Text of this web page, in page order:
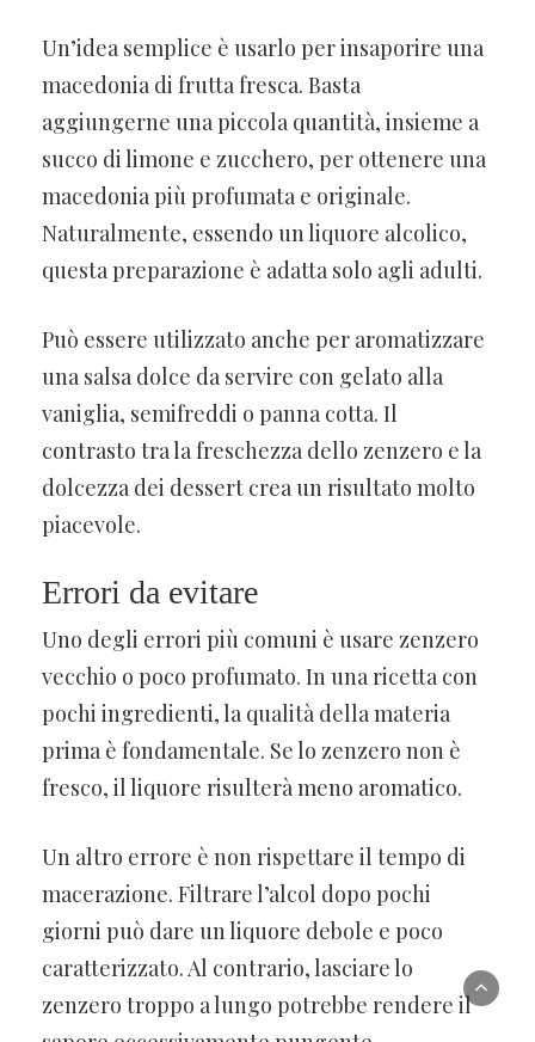
Un’idea semplice è usarlo per insaporire una
macedonia di frutta fresca. Basta
aggiungerne una piccola quantità, insieme a
succo di limone e zucchero, per ottenere una
macedonia più profumata e originale.
Naturalmente, essendo un liquore alcolico,
questa preparazione è adatta solo agli adulti.
Può essere utilizzato anche per aromatizzare
una salsa dolce da servire con gelato alla
vaniglia, semifreddi o panna cotta. Il
contrasto tra la freschezza dello zenzero e la
dolcezza dei dessert crea un risultato molto
piacevole.
Errori da evitare
Uno degli errori più comuni è usare zenzero
vecchio o poco profumato. In una ricetta con
pochi ingredienti, la qualità della materia
prima è fondamentale. Se lo zenzero non è
fresco, il liquore risulterà meno aromatico.
Un altro errore è non rispettare il tempo di
macerazione. Filtrare l’alcol dopo pochi
giorni può dare un liquore debole e poco
caratterizzato. Al contrario, lasciare lo
zenzero troppo a lungo potrebbe rendere il